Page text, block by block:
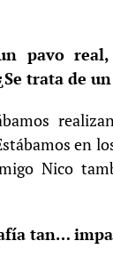
pavo
trata de
en
Nico
tan…